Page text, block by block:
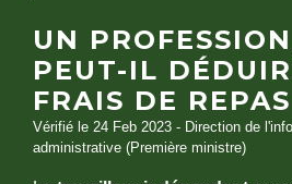
UN
PEUT-IL
FRAIS DE
Vérifié le 24 Feb 2023 - Direction de
administrative (Première ministre)